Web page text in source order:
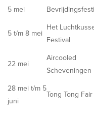
5 mei
5 t/m 8 mei
Het
Festival
22 mei
Aircooled
Scheveningen
28 mei t/m 5
juni
Tong Tong Fair